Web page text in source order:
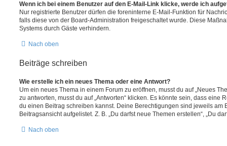
Wenn ich bei einem Benutzer auf den E-Mail-Link klicke, werde ich
Nur registrierte Benutzer dürfen die foreninterne E-Mail-Funktion für
falls diese von der Board-Administration freigeschaltet wurde. Diese
Systems durch Gäste verhindern.
Nach oben
Beiträge schreiben
Wie erstelle ich ein neues Thema oder eine Antwort?
Um ein neues Thema in einem Forum zu eröffnen, musst du auf „Neues
zu antworten, musst du auf „Antworten“ klicken. Es könnte sein, dass eine
du einen Beitrag schreiben kannst. Deine Berechtigungen sind jeweils am
Beitragsansicht aufgelistet. Z. B. „Du darfst neue Themen erstellen“, „Du
Nach oben